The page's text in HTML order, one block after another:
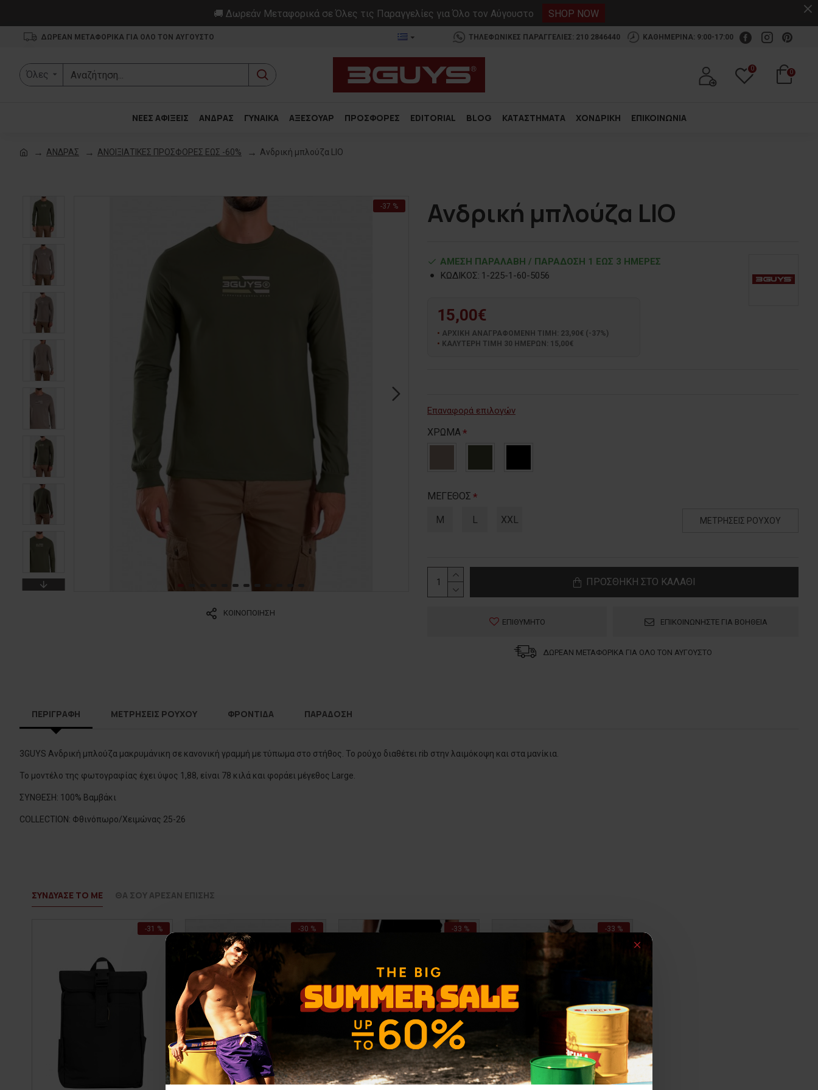
🚚 Δωρεάν Μεταφορικά σε Όλες τις Παραγγελίες για Όλο τον Αύγουστο SHOP NOW
ΔΩΡΕΑΝ ΜΕΤΑΦΟΡΙΚΑ ΓΙΑ ΟΛΟ ΤΟΝ ΑΥΓΟΥΣΤΟ ΤΗΛΕΦΩΝΙΚΕΣ ΠΑΡΑΓΓΕΛΙΕΣ: 210 2846440 ΚΑΘΗΜΕΡΙΝΑ: 9:00-17:00
Όλες
0 0
ΝΕΕΣ ΑΦΙΞΕΙΣ ΑΝΔΡΑΣ ΓΥΝΑΙΚΑ ΑΞΕΣΟΥΑΡ ΠΡΟΣΦΟΡΕΣ EDITORIAL BLOG ΚΑΤΑΣΤΗΜΑΤΑ ΧΟΝΔΡΙΚΗ ΕΠΙΚΟΙΝΩΝΙΑ
ΑΝΔΡΑΣ ΑΝΟΙΞΙΑΤΙΚΕΣ ΠΡΟΣΦΟΡΕΣ ΕΩΣ -60% Ανδρική μπλούζα LIO
-37 %
ΚΟΙΝΟΠΟΙΗΣΗ
Ανδρική μπλούζα LIO
ΑΜΕΣΗ ΠΑΡΑΛΑΒΗ / ΠΑΡΑΔOΣΗ 1 ΕΩΣ 3 ΗΜΕΡΕΣ
ΚΩΔΙΚΟΣ: 1-225-1-60-5056
15,00€
ΑΡΧΙΚΗ ΑΝΑΓΡΑΦΟΜΕΝΗ ΤΙΜΗ: 23,90€ (-37%)
ΚΑΛΥΤΕΡΗ ΤΙΜΗ 30 ΗΜΕΡΩΝ: 15,00€
Επαναφορά επιλογών
ΧΡΩΜΑ
ΜΕΓΕΘΟΣ
M L XXL ΜΕΤΡΗΣΕΙΣ ΡΟΥΧΟΥ
ΠΡΟΣΘΗΚΗ ΣΤΟ ΚΑΛΑΘΙ
ΕΠΙΘΥΜΗΤΟ ΕΠΙΚΟΙΝΩΝΗΣΤΕ ΓΙΑ ΒΟΗΘΕΙΑ
ΔΩΡΕΑΝ ΜΕΤΑΦΟΡΙΚΑ ΓΙΑ ΟΛΟ ΤΟΝ ΑΥΓΟΥΣΤΟ
ΠΕΡΙΓΡΑΦΗ ΜΕΤΡΗΣΕΙΣ ΡΟΥΧΟΥ ΦΡΟΝΤΙΔΑ ΠΑΡΑΔΟΣΗ
3GUYS Ανδρική μπλούζα μακρυμάνικη σε κανονική γραμμή με τύπωμα στο στήθος. Το ρούχο διαθέτει rib στην λαιμόκοψη και στα μανίκια.
Το μοντέλο της φωτογραφίας έχει ύψος 1,88, είναι 78 κιλά και φοράει μέγεθος Large.
ΣΥΝΘΕΣΗ: 100% Βαμβάκι
COLLECTION: Φθινόπωρο/Χειμώνας 25-26
ΣΥΝΔΥΑΣΕ ΤΟ ΜΕ ΘΑ ΣΟΥ ΑΡΕΣΑΝ ΕΠΙΣΗΣ
-31 % -30 % -33 % -33 %